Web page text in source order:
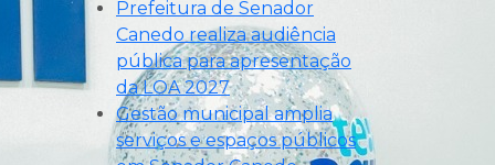
Prefeitura de Senador
Canedo realiza audiência
pública para apresentação
da LOA 2027
Gestão municipal amplia
serviços e espaços públicos